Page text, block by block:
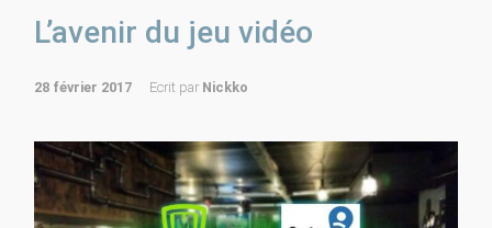
L’avenir du jeu vidéo
28 février 2017 Ecrit par Nickko